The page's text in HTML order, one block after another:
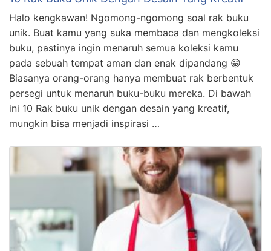
Halo kengkawan! Ngomong-ngomong soal rak buku
unik. Buat kamu yang suka membaca dan mengkoleksi
buku, pastinya ingin menaruh semua koleksi kamu
pada sebuah tempat aman dan enak dipandang 😀
Biasanya orang-orang hanya membuat rak berbentuk
persegi untuk menaruh buku-buku mereka. Di bawah
ini 10 Rak buku unik dengan desain yang kreatif,
mungkin bisa menjadi inspirasi …